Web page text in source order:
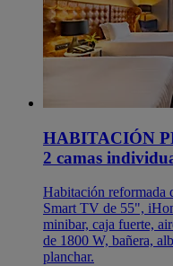
HABITACIÓN
2 camas
Habitación reformada
Smart TV de 55",
minibar, caja fuerte,
de 1800 W, bañera,
planchar.